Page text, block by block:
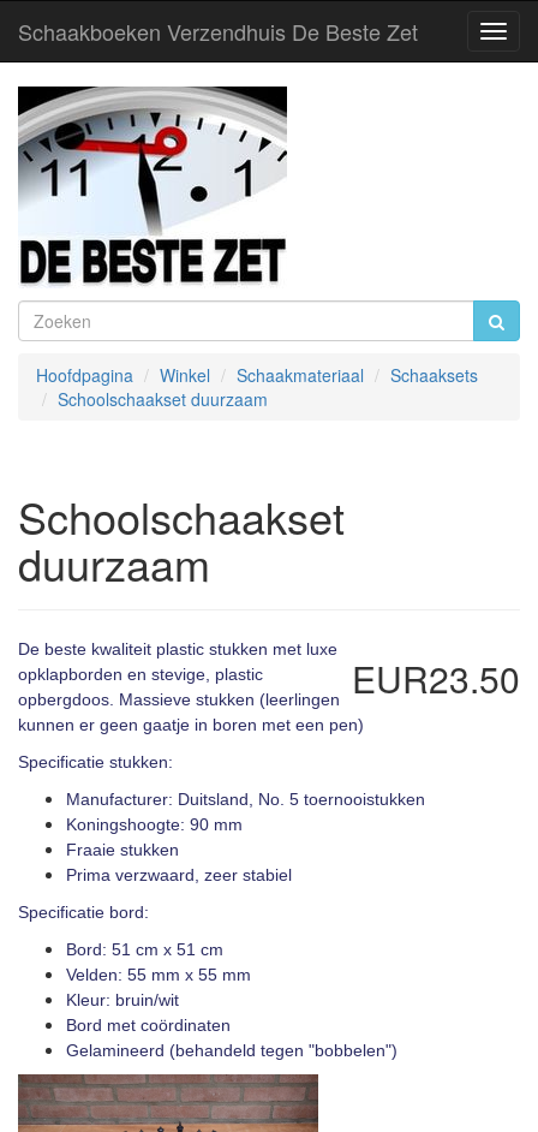
Schaakboeken Verzendhuis De Beste Zet
Hoofdpagina Winkel Schaakmateriaal
Schaaksets
Schoolschaakset duurzaam
Schoolschaakset
duurzaam
EUR23.50
De beste kwaliteit plastic stukken met luxe
opklapborden en stevige, plastic
opbergdoos. Massieve stukken (leerlingen
kunnen er geen gaatje in boren met een pen)
Specificatie stukken:
Manufacturer: Duitsland, No. 5 toernooistukken
Koningshoogte: 90 mm
Fraaie stukken
Prima verzwaard, zeer stabiel
Specificatie bord:
Bord: 51 cm x 51 cm
Velden: 55 mm x 55 mm
Kleur: bruin/wit
Bord met coördinaten
Gelamineerd (behandeld tegen "bobbelen")